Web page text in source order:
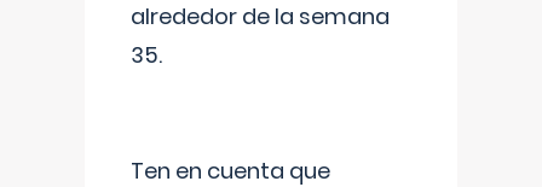
alrededor de la semana
35.
Ten en cuenta que